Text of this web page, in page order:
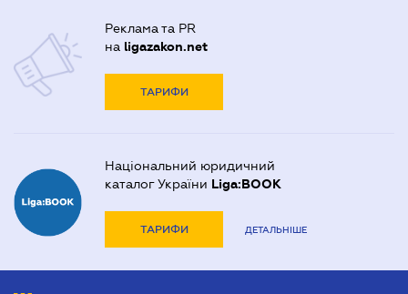
Реклама та PR
на ligazakon.net
ТАРИФИ
Національний юридичний
каталог України Liga:BOOK
ТАРИФИ ДЕТАЛЬНІШЕ